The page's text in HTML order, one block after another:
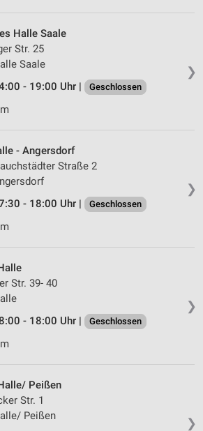
❯
Halle Saale
Str. 25
Saale
- 19:00 Uhr |
Geschlossen
❯
- Angersdorf
Straße 2
- 18:00 Uhr |
Geschlossen
❯
Str. 39- 40
- 18:00 Uhr |
Geschlossen
❯
Peißen
Str. 1
Peißen